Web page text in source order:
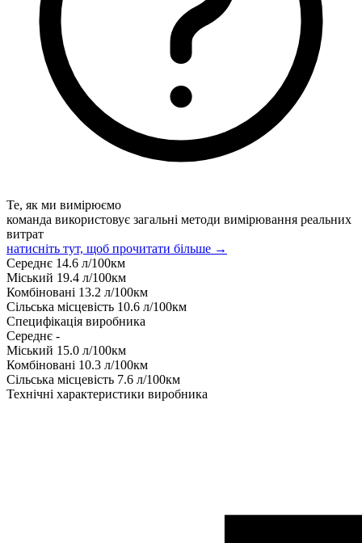
Те, як ми вимірюємо
команда використовує загальні методи вимірювання реальних
витрат
натисніть тут, щоб прочитати більше →
Середнє 14.6 л/100км
Міський 19.4 л/100км
Комбіновані 13.2 л/100км
Сільська місцевість 10.6 л/100км
Специфікація виробника
Середнє -
Міський 15.0 л/100км
Комбіновані 10.3 л/100км
Сільська місцевість 7.6 л/100км
Технічні характеристики виробника